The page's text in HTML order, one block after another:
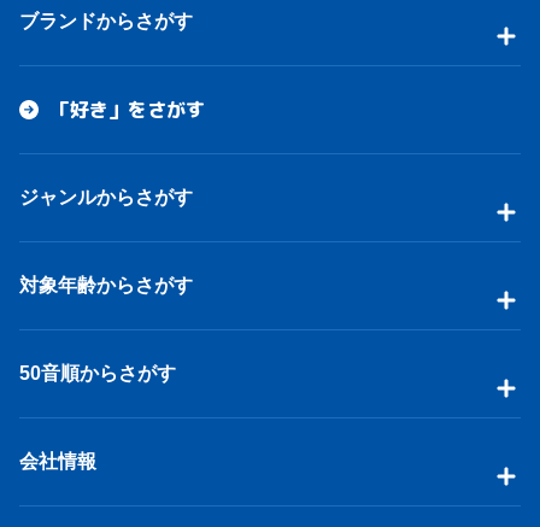
ブランドからさがす
「好き」をさがす
ジャンルからさがす
対象年齢からさがす
50音順からさがす
会社情報